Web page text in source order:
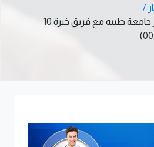
/
اطلب رسائل ماجستير جامعة طيبه مع فريق خبرة 10